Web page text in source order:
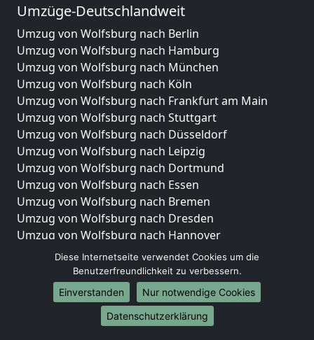
Umzüge-Deutschlandweit
Umzug von Wolfsburg nach Berlin
Umzug von Wolfsburg nach Hamburg
Umzug von Wolfsburg nach München
Umzug von Wolfsburg nach Köln
Umzug von Wolfsburg nach Frankfurt am Main
Umzug von Wolfsburg nach Stuttgart
Umzug von Wolfsburg nach Düsseldorf
Umzug von Wolfsburg nach Leipzig
Umzug von Wolfsburg nach Dortmund
Umzug von Wolfsburg nach Essen
Umzug von Wolfsburg nach Bremen
Umzug von Wolfsburg nach Dresden
Umzug von Wolfsburg nach Hannover
Umzug von Wolfsburg nach Nürnberg
Umzug von Wolfsburg nach Duisburg
Umzug von Wolfsburg nach Bochum
Umzug von Wolfsburg nach Wuppertal
Umzug von Wolfsburg nach Bielefeld
Diese Internetseite verwendet Cookies um die
Benutzerfreundlichkeit zu verbessern.
Einverstanden
Nur notwendige Cookies
Datenschutzerklärung